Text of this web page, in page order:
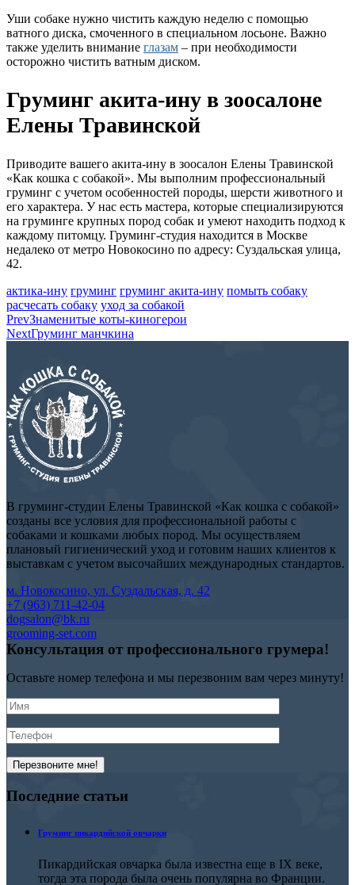
Уши собаке нужно чистить каждую неделю с помощью
ватного диска, смоченного в специальном лосьоне. Важно
также уделить внимание глазам – при необходимости
осторожно чистить ватным диском.
Груминг акита-ину в зоосалоне
Елены Травинской
Приводите вашего акита-ину в зоосалон Елены Травинской
«Как кошка с собакой». Мы выполним профессиональный
груминг с учетом особенностей породы, шерсти животного и
его характера. У нас есть мастера, которые специализируются
на груминге крупных пород собак и умеют находить подход к
каждому питомцу. Груминг-студия находится в Москве
недалеко от метро Новокосино по адресу: Суздальская улица,
42.
актика-ину груминг груминг акита-ину помыть собаку
расчесать собаку уход за собакой
PrevЗнаменитые коты-киногерои
NextГруминг манчкина
В груминг-студии Елены Травинской «Как кошка с собакой»
созданы все условия для профессиональной работы с
собаками и кошками любых пород. Мы осуществляем
плановый гигиенический уход и готовим наших клиентов к
выставкам с учетом высочайших международных стандартов.
м. Новокосино, ул. Суздальская, д. 42
+7 (963) 711-42-04
dogsalon@bk.ru
grooming-set.com
Консультация от профессионального грумера!
Оставьте номер телефона и мы перезвоним вам через минуту!
Последние статьи
Груминг пикардийской овчарки
Пикардийская овчарка была известна еще в IX веке,
тогда эта порода была очень популярна во Франции.